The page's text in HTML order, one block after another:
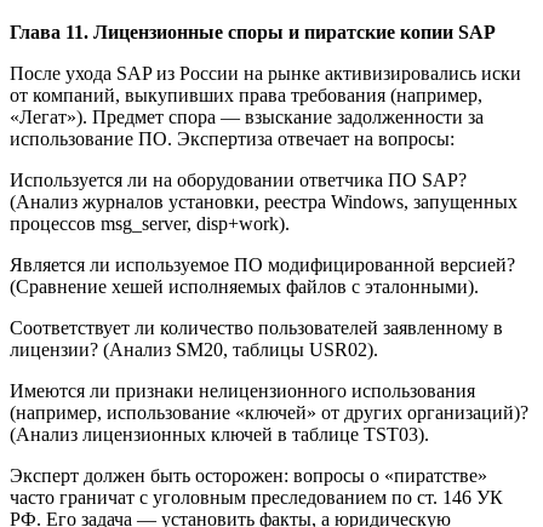
Глава 11. Лицензионные споры и пиратские копии SAP
После ухода SAP из России на рынке активизировались иски
от компаний, выкупивших права требования (например,
«Легат»). Предмет спора — взыскание задолженности за
использование ПО. Экспертиза отвечает на вопросы:
Используется ли на оборудовании ответчика ПО SAP?
(Анализ журналов установки, реестра Windows, запущенных
процессов msg_server, disp+work).
Является ли используемое ПО модифицированной версией?
(Сравнение хешей исполняемых файлов с эталонными).
Соответствует ли количество пользователей заявленному в
лицензии? (Анализ SM20, таблицы USR02).
Имеются ли признаки нелицензионного использования
(например, использование «ключей» от других организаций)?
(Анализ лицензионных ключей в таблице TST03).
Эксперт должен быть осторожен: вопросы о «пиратстве»
часто граничат с уголовным преследованием по ст. 146 УК
РФ. Его задача — установить факты, а юридическую